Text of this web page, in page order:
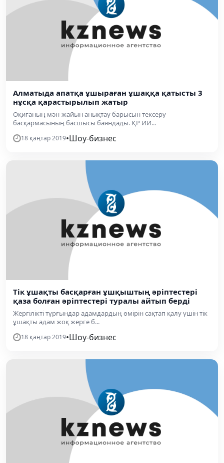
Алматыда апатқа ұшыраған ұшаққа қатысты 3
нұсқа қарастырылып жатыр
Оқиғаның мән-жайын анықтау барысын тексеру
басқармасының басшысы баяндады. ҚР ИИ...
18 қаңтар 2019•Шоу-бизнес
Тік ұшақты басқарған ұшқыштың әріптестері
қаза болған әріптестері туралы айтып берді
Жергілікті тұрғындар адамдардың өмірін сақтап қалу үшін тік
ұшақты адам жоқ жерге б...
18 қаңтар 2019•Шоу-бизнес